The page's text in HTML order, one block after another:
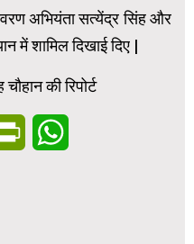
अभियंता सत्येंद्र सिंह और
में शामिल दिखाई दिए |
की रिपोर्ट
PrintFriendly